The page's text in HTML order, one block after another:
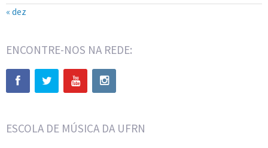
« dez
ENCONTRE-NOS NA REDE:
ESCOLA DE MÚSICA DA UFRN